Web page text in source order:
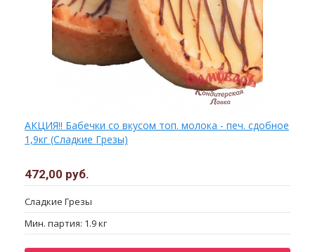
АКЦИЯ!! Бабечки со вкусом топ. молока - печ. сдобное
1,9кг (Сладкие Грезы)
472,00 руб.
Сладкие Грезы
Мин. партия: 1.9 кг